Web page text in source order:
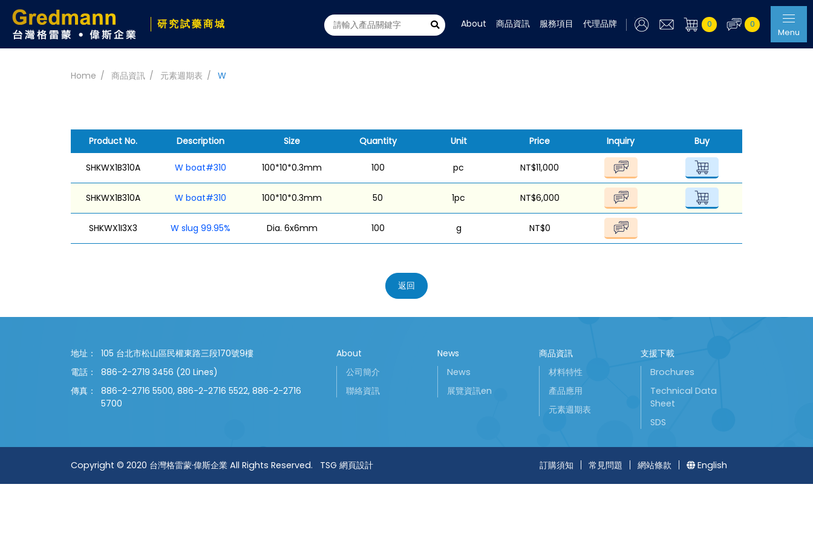
研究試藥商城 About 商品資訊 服務項目 代理品牌 0
0
Menu
Home 商品資訊 元素週期表 W
Product No. Description Size Quantity Unit Price Inquiry Buy
SHKWX1B310A W boat#310 100*10*0.3mm 100 pc NT$11,000
SHKWX1B310A W boat#310 100*10*0.3mm 50 1pc NT$6,000
SHKWX1I3X3 W slug 99.95% Dia. 6x6mm 100 g NT$0
返回
地址：
105 台北市松山區民權東路三段170號9樓
電話：
886-2-2719 3456 (20 Lines)
傳真：
886-2-2716 5500, 886-2-2716 5522, 886-2-2716
5700
About
公司簡介
聯絡資訊
News
News
展覽資訊en
商品資訊
材料特性
產品應用
元素週期表
支援下載
Brochures
Technical Data
Sheet
SDS
Copyright © 2020 台灣格雷蒙·偉斯企業 All Rights Reserved. TSG 網頁設計 訂購須知 常見問題 網站條款 English